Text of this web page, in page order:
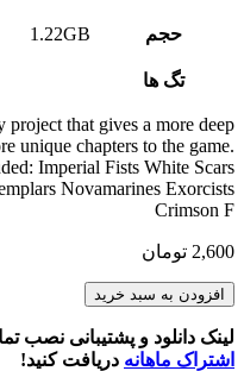
حجم 1.22GB
تگ ها
that gives a more deep
unique chapters to the game.
Imperial Fists White Scars
Novamarines Exorcists
Crimson F
2,600 تومان
Chapters
Of
The
Imperium
افزودن به سبد خرید
لینک دانلود و پشتیبانی نصب
اشتراک ماهانه دریافت کنید!